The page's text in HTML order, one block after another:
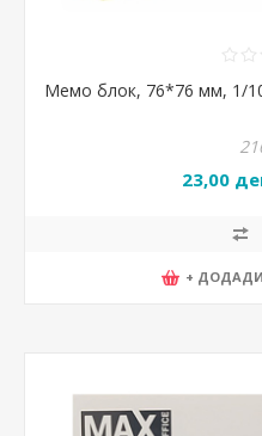
Мемо блок, 76*76 мм, 1/
23,00
+